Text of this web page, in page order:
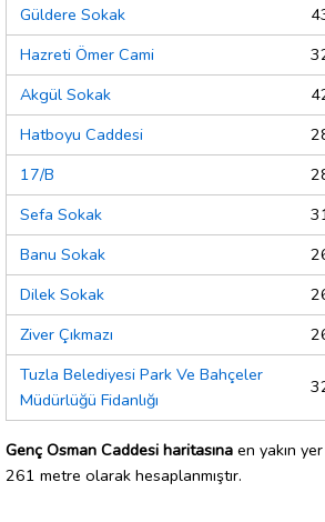
Güldere Sokak
Hazreti Ömer Cami
Akgül Sokak
Hatboyu Caddesi
17/B
Sefa Sokak
Banu Sokak
Dilek Sokak
Ziver Çıkmazı
Tuzla Belediyesi Park Ve Bahçeler
Müdürlüğü Fidanlığı
Genç Osman Caddesi haritasına en yakın
261 metre olarak hesaplanmıştır.